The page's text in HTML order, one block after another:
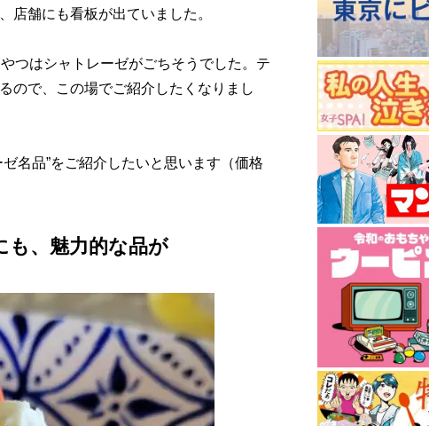
店舗にも看板が出ていました。
つはシャトレーゼがごちそうでした。テ
ので、この場でご紹介したくなりまし
名品”をご紹介したいと思います（価格
も、魅力的な品が